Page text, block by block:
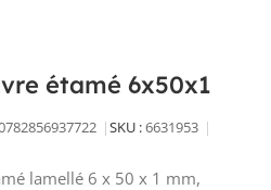
étamé 6x50x1
SKU :6631953
lamellé 6 x 50 x 1 mm,